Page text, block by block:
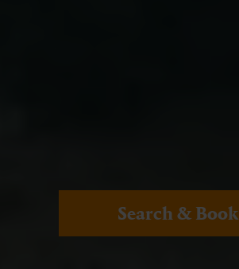
Search & Book